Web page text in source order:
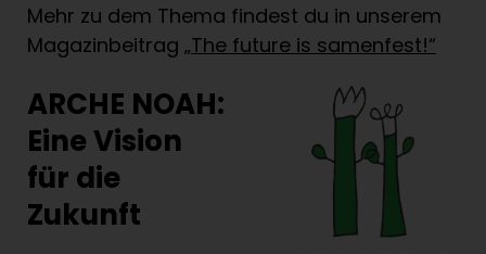
Mehr zu dem Thema findest du in unserem
Magazinbeitrag „The future is samenfest!“
ARCHE NOAH:
Eine Vision
für die
Zukunft